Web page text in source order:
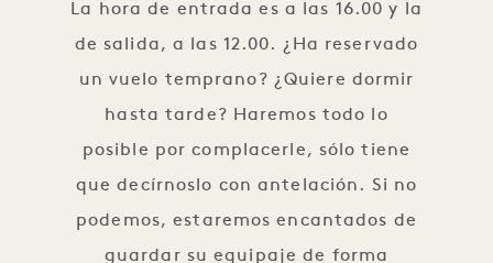
La hora de entrada es a las 16.00 y la
de salida, a las 12.00. ¿Ha reservado
un vuelo temprano? ¿Quiere dormir
hasta tarde? Haremos todo lo
posible por complacerle, sólo tiene
que decírnoslo con antelación. Si no
podemos, estaremos encantados de
guardar su equipaje de forma